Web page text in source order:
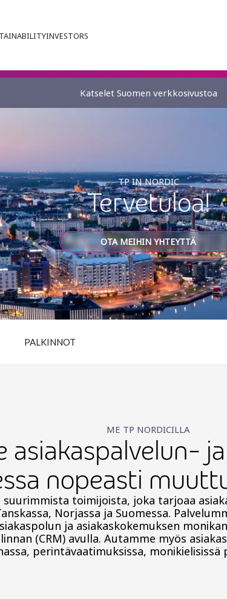
INVESTORS
Katselet Suomen verkkosivustoa
TP IN NORDIC
Tervetuloa!
OTA MEIHIN YHTEYTTÄ
PALKINNOT
ME TP NORDICILLA
asiakaspalvelun-
nopeasti
suurimmista toimijoista, joka tarjoaa
Norjassa ja Suomessa.
ja asiakaskokemuksen
(CRM) avulla. Autamme myös
perintävaatimuksissa, monikielisissä